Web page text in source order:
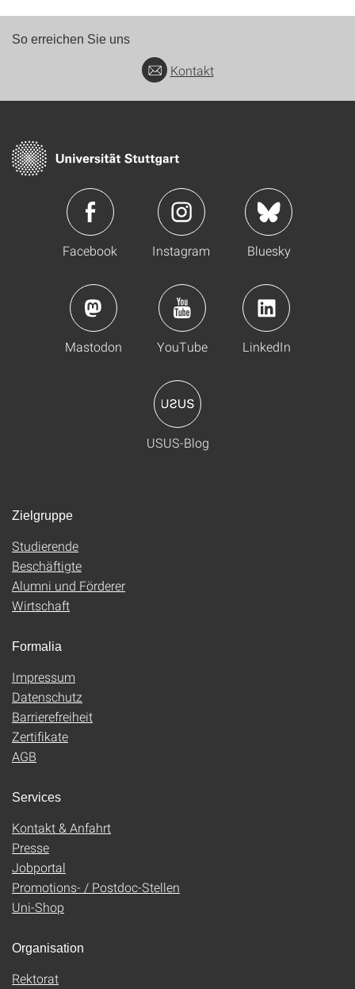
So erreichen Sie uns
Kontakt
Facebook Instagram Bluesky
Mastodon YouTube LinkedIn
USUS-Blog
Zielgruppe
Studierende
Beschäftigte
Alumni und Förderer
Wirtschaft
Formalia
Impressum
Datenschutz
Barrierefreiheit
Zertifikate
AGB
Services
Kontakt & Anfahrt
Presse
Jobportal
Promotions- / Postdoc-Stellen
Uni-Shop
Organisation
Rektorat